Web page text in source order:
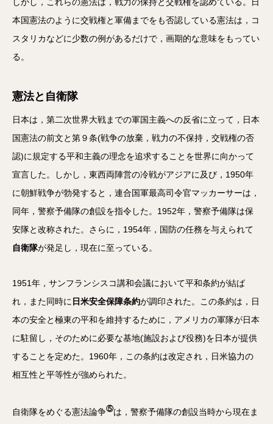
本国憲法のように交戦権と軍備までをも否認している憲法は，コ
スタリカなどに少数の例があるだけで，画期的な意味をもってい
る。
憲法と自衛隊
日本は，第二次世界大戦までの軍国主義への反省に立って，日本
国憲法の前文と第９条(戦争の放棄，戦力の不保持，交戦権の否
認)に規定する平和主義の理念を追求することを世界に向かって
宣言した。しかし，東西両陣営の冷戦がアジアに及び，1950年
に朝鮮戦争が勃発すると，連合国軍最高司令官マッカーサーは，
同年，警察予備隊の創設を指令した。1952年，警察予備隊は保
安隊と改称された。さらに，1954年，国防の任務を与えられて
自衛隊が発足し，現在に至っている。
1951年，サンフランシスコ講和会議において平和条約が結ば
れ，また同時に 日米安全保障条約が調印された。この条約は，日
本の安全と極東の平和を維持するために，アメリカの軍隊が日本
に駐留し，そのために必要な基地(施設および役務)を日本が提供
することを定めた。1960年，この条約は改定され，日米協力の
相互性と平等性が強められた。
自衛隊をめぐる憲法論争⑤は，警察予備隊の創設当時から現在ま